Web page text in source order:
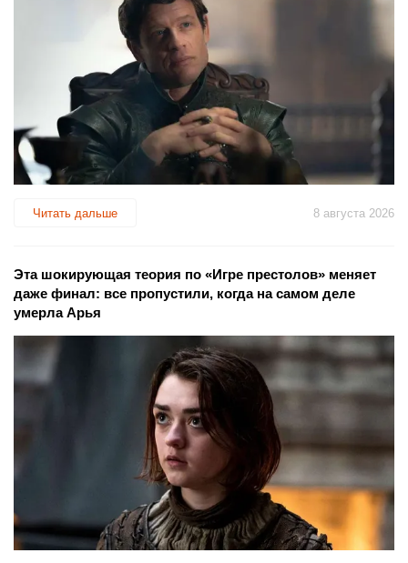
Читать дальше 8 августа 2026
Эта шокирующая теория по «Игре престолов» меняет
даже финал: все пропустили, когда на самом деле
умерла Арья